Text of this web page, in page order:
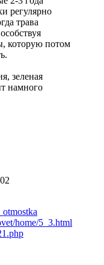
регулярно
трава
которую потом
зеленая
намного
home/5_3.html